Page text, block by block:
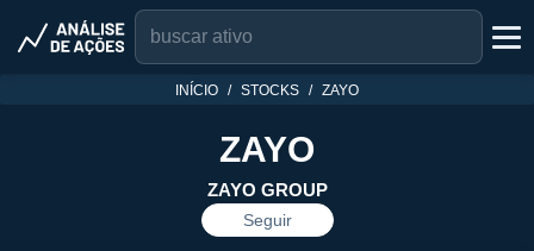
INÍCIO STOCKS ZAYO
ZAYO
ZAYO GROUP
Seguir